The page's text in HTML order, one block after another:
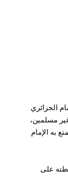
الجزائري
مسلمين،
به الإمام
على